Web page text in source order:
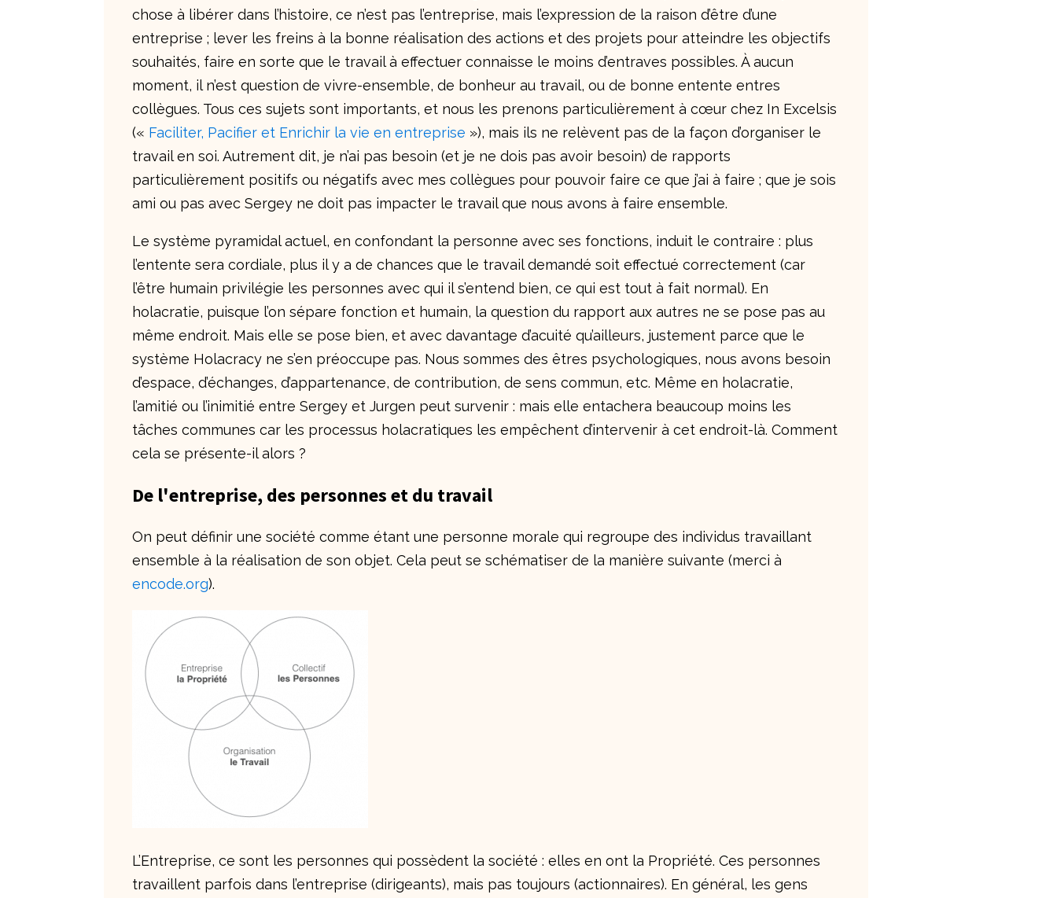
chose à libérer dans l’histoire, ce n’est pas l’entreprise, mais l’expression de la raison d’être d’une
entreprise ; lever les freins à la bonne réalisation des actions et des projets pour atteindre les objectifs
souhaités, faire en sorte que le travail à effectuer connaisse le moins d’entraves possibles. À aucun
moment, il n’est question de vivre-ensemble, de bonheur au travail, ou de bonne entente entres
collègues. Tous ces sujets sont importants, et nous les prenons particulièrement à cœur chez In Excelsis
(« Faciliter, Pacifier et Enrichir la vie en entreprise »), mais ils ne relèvent pas de la façon d’organiser le
travail en soi. Autrement dit, je n’ai pas besoin (et je ne dois pas avoir besoin) de rapports
particulièrement positifs ou négatifs avec mes collègues pour pouvoir faire ce que j’ai à faire ; que je sois
ami ou pas avec Sergey ne doit pas impacter le travail que nous avons à faire ensemble.
Le système pyramidal actuel, en confondant la personne avec ses fonctions, induit le contraire : plus
l’entente sera cordiale, plus il y a de chances que le travail demandé soit effectué correctement (car
l’être humain privilégie les personnes avec qui il s’entend bien, ce qui est tout à fait normal). En
holacratie, puisque l’on sépare fonction et humain, la question du rapport aux autres ne se pose pas au
même endroit. Mais elle se pose bien, et avec davantage d’acuité qu’ailleurs, justement parce que le
système Holacracy ne s’en préoccupe pas. Nous sommes des êtres psychologiques, nous avons besoin
d’espace, d’échanges, d’appartenance, de contribution, de sens commun, etc. Même en holacratie,
l’amitié ou l’inimitié entre Sergey et Jurgen peut survenir : mais elle entachera beaucoup moins les
tâches communes car les processus holacratiques les empêchent d’intervenir à cet endroit-là. Comment
cela se présente-il alors ?
De l'entreprise, des personnes et du travail
On peut définir une société comme étant une personne morale qui regroupe des individus travaillant
ensemble à la réalisation de son objet. Cela peut se schématiser de la manière suivante (merci à
encode.org).
L’Entreprise, ce sont les personnes qui possèdent la société : elles en ont la Propriété. Ces personnes
travaillent parfois dans l’entreprise (dirigeants), mais pas toujours (actionnaires). En général, les gens